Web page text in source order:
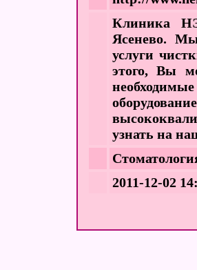
Клиника
Ясенево. Мы
услуги
этого, Вы
узнать на
2011-12-02